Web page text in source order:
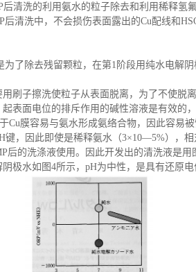
后清洗的利用氨水的粒子除去和利用稀释氢
清洗中，不会损伤表面露出的Cu配线和
为了除去残留颗粒，在第1阶段用纯水电解
刷子擦洗使粒子从表面脱离，为了不使脱
表面电位的排斥作用的碱性溶液是有效的，
Cu膜容易与氨水形成氨络合物，因此容易
，因此即使是稀释氨水（3×10―5%），相
后的洗涤液使用。因此开发出的清洗液是用
极水如图4所示，pH为中性，是具有还原电